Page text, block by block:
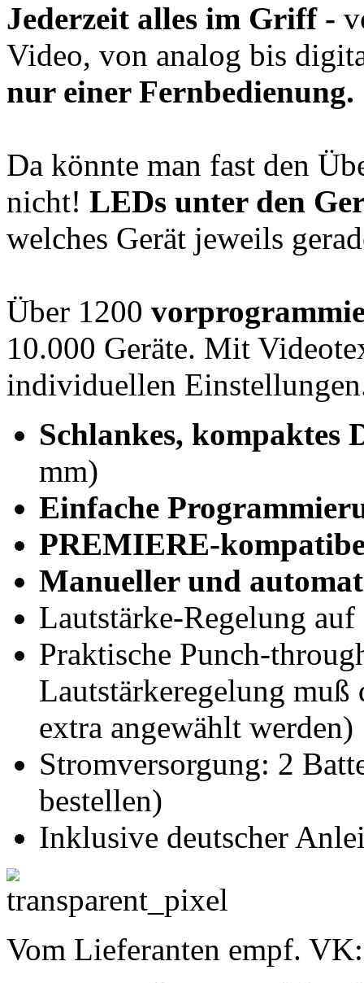
Jederzeit alles im Griff -
Video, von analog bis
nur einer Fernbedienung.
Da könnte man fast den
nicht! LEDs unter den
welches Gerät jeweils
Über 1200
10.000 Geräte. Mit
individuellen
Schlankes, kompaktes
mm)
Einfache
PREMIERE-
Manueller und
Lautstärke-Regelung
Praktische Punch-
Lautstärkeregelung muß
extra angewählt werden)
Stromversorgung: 2
bestellen)
Inklusive deutscher
Vom Lieferanten empf.